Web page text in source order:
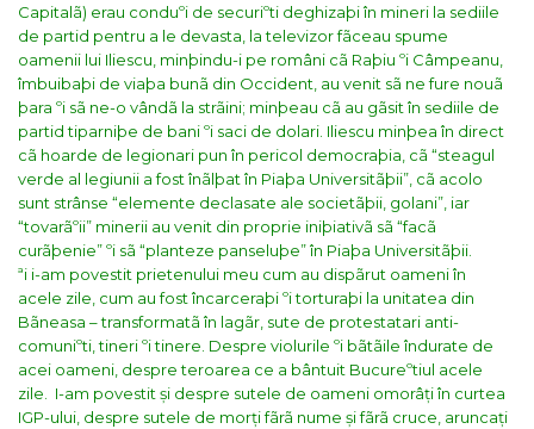
Capitalã) erau conduºi de securiºti deghizaþi în mineri la sediile
de partid pentru a le devasta, la televizor fãceau spume
oamenii lui Iliescu, minþindu-i pe români cã Raþiu ºi Câmpeanu,
îmbuibaþi de viaþa bunã din Occident, au venit sã ne fure nouã
þara ºi sã ne-o vândã la strãini; minþeau cã au gãsit în sediile de
partid tiparniþe de bani ºi saci de dolari. Iliescu minþea în direct
cã hoarde de legionari pun în pericol democraþia, cã “steagul
verde al legiunii a fost înãlþat în Piaþa Universitãþii”, cã acolo
sunt strânse “elemente declasate ale societãþii, golani”, iar
“tovarãºii” minerii au venit din proprie iniþiativã sã “facã
curãþenie” ºi sã “planteze panseluþe” în Piaþa Universitãþii.
ªi i-am povestit prietenului meu cum au dispãrut oameni în
acele zile, cum au fost încarceraþi ºi torturaþi la unitatea din
Bãneasa – transformatã în lagãr, sute de protestatari anti-
comuniºti, tineri ºi tinere. Despre violurile ºi bãtãile îndurate de
acei oameni, despre teroarea ce a bântuit Bucureºtiul acele
zile. I-am povestit și despre sutele de oameni omorâți în curtea
IGP-ului, despre sutele de morți fãrã nume și fãrã cruce, aruncați